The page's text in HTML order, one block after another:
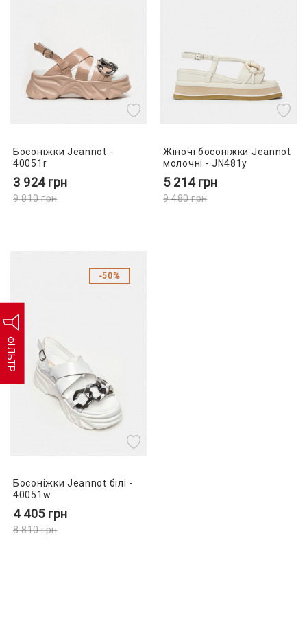
ФІЛЬТР
Босоніжки Jeannot -
40051r
3 924грн
9 810грн
Жіночі босоніжки Jeannot
молочні - JN481y
5 214грн
9 480грн
50%
Босоніжки Jeannot білі -
40051w
4 405 грн
8 810грн